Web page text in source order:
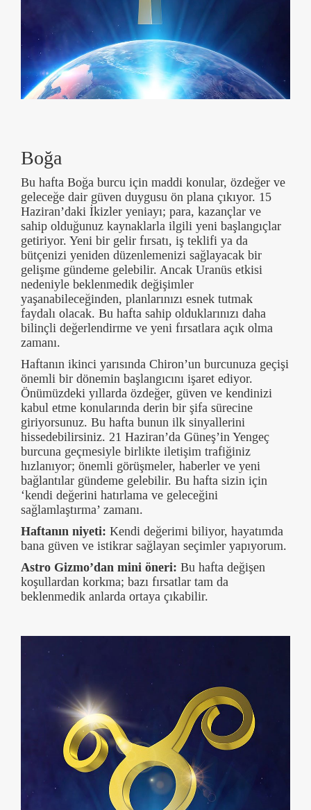
Boğa
Bu hafta Boğa burcu için maddi konular, özdeğer ve
geleceğe dair güven duygusu ön plana çıkıyor. 15
Haziran’daki İkizler yeniayı; para, kazançlar ve
sahip olduğunuz kaynaklarla ilgili yeni başlangıçlar
getiriyor. Yeni bir gelir fırsatı, iş teklifi ya da
bütçenizi yeniden düzenlemenizi sağlayacak bir
gelişme gündeme gelebilir. Ancak Uranüs etkisi
nedeniyle beklenmedik değişimler
yaşanabileceğinden, planlarınızı esnek tutmak
faydalı olacak. Bu hafta sahip olduklarınızı daha
bilinçli değerlendirme ve yeni fırsatlara açık olma
zamanı.
Haftanın ikinci yarısında Chiron’un burcunuza geçişi
önemli bir dönemin başlangıcını işaret ediyor.
Önümüzdeki yıllarda özdeğer, güven ve kendinizi
kabul etme konularında derin bir şifa sürecine
giriyorsunuz. Bu hafta bunun ilk sinyallerini
hissedebilirsiniz. 21 Haziran’da Güneş’in Yengeç
burcuna geçmesiyle birlikte iletişim trafiğiniz
hızlanıyor; önemli görüşmeler, haberler ve yeni
bağlantılar gündeme gelebilir. Bu hafta sizin için
‘kendi değerini hatırlama ve geleceğini
sağlamlaştırma’ zamanı.
Haftanın niyeti: Kendi değerimi biliyor, hayatımda
bana güven ve istikrar sağlayan seçimler yapıyorum.
Astro Gizmo’dan mini öneri: Bu hafta değişen
koşullardan korkma; bazı fırsatlar tam da
beklenmedik anlarda ortaya çıkabilir.